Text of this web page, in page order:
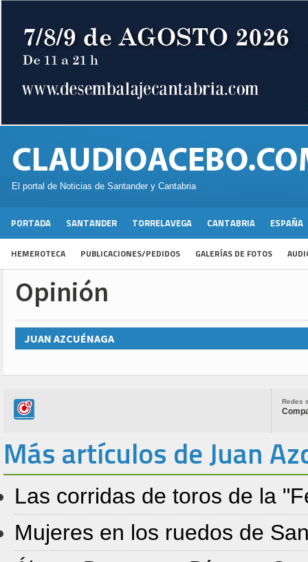
El portal de Noticias de Santander y Cantabria
PORTADA SANTANDER TORRELAVEGA CANTABRIA ESPAÑA
HEMEROTECA PUBLICACIONES/PEDIDOS GALERÍAS DE FOTOS
Opinión
JUAN AZCUÉNAGA
Redes
Más artículos de Juan
Las corridas de toros de la
Mujeres en los ruedos de